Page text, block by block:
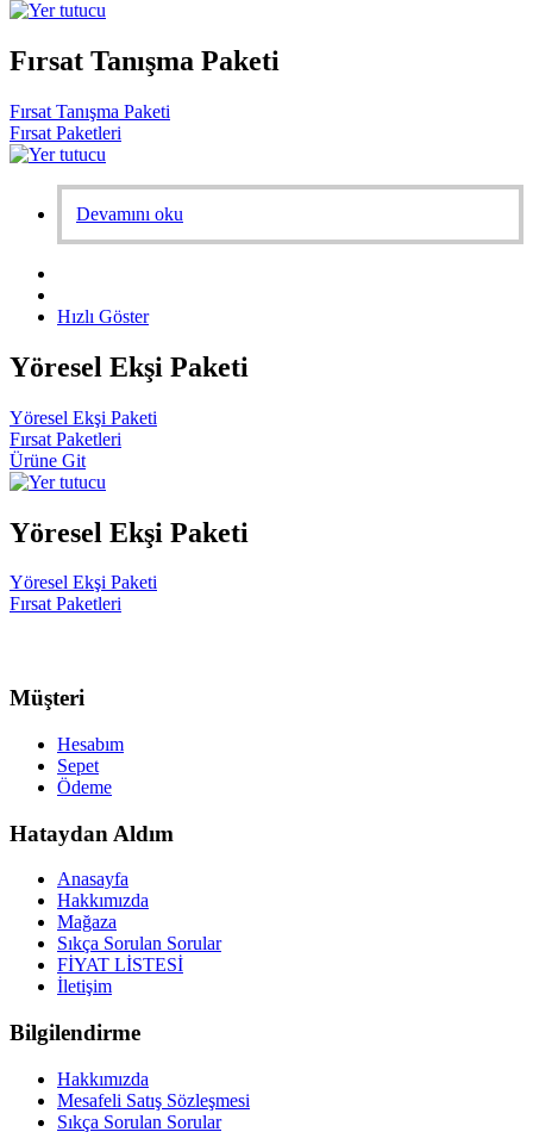
Fırsat Tanışma Paketi
Fırsat Tanışma Paketi
Fırsat Paketleri
Devamını oku
Hızlı Göster
Yöresel Ekşi Paketi
Yöresel Ekşi Paketi
Fırsat Paketleri
Ürüne Git
Yöresel Ekşi Paketi
Yöresel Ekşi Paketi
Fırsat Paketleri
Müşteri
Hesabım
Sepet
Ödeme
Hataydan Aldım
Anasayfa
Hakkımızda
Mağaza
Sıkça Sorulan Sorular
FİYAT LİSTESİ
İletişim
Bilgilendirme
Hakkımızda
Mesafeli Satış Sözleşmesi
Sıkça Sorulan Sorular